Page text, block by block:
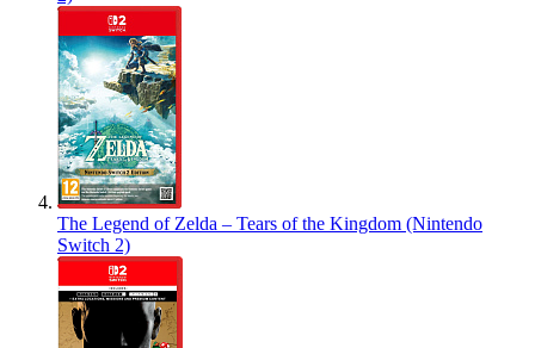
The Legend of Zelda – Tears of the Kingdom (Nintendo
Switch 2)